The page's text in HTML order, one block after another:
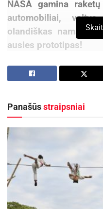
NASA gamina
automobiliai,
olandiškas namas
ausies prototipas!
Australijos,
Europos šalių
Tuo tarpu
Panašūsstraipsniai